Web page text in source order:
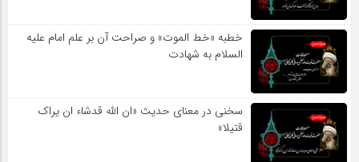
خطبه «خط الموت» و صراحت آن بر علم امام علیه
السلام به شهادت
سخنی در معنای حدیث «ان الله قدشاء ان یراک
قتیلا»